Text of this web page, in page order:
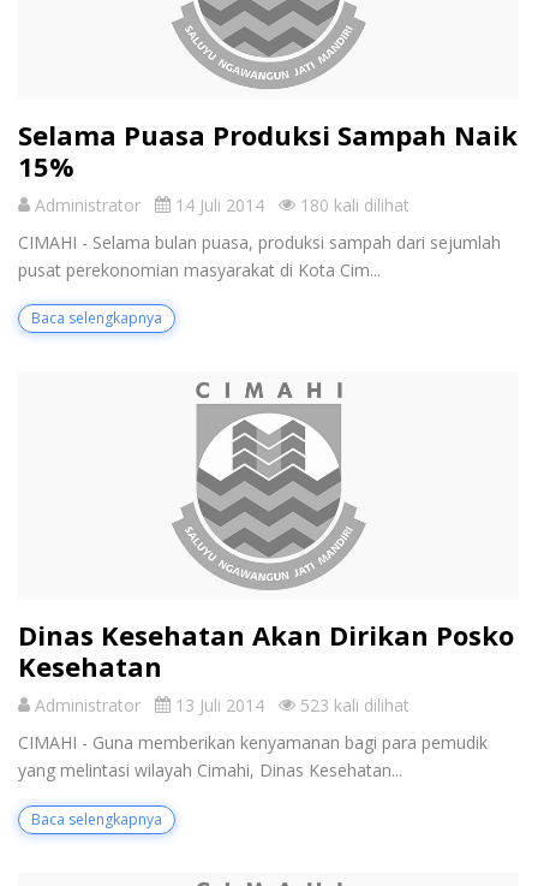
Selama Puasa Produksi Sampah Naik
15%
Administrator 14 Juli 2014
180 kali dilihat
CIMAHI - Selama bulan puasa, produksi sampah dari sejumlah
pusat perekonomian masyarakat di Kota Cim...
Baca selengkapnya
Dinas Kesehatan Akan Dirikan Posko
Kesehatan
Administrator 13 Juli 2014
523 kali dilihat
CIMAHI - Guna memberikan kenyamanan bagi para pemudik
yang melintasi wilayah Cimahi, Dinas Kesehatan...
Baca selengkapnya